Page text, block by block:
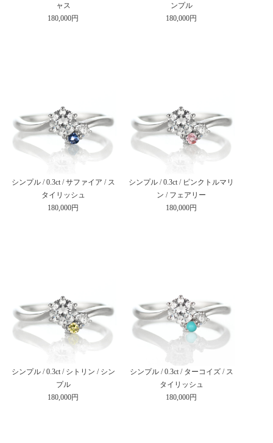
ャス
180,000円
ンプル
180,000円
シンプル / 0.3ct / サファイア / ス
タイリッシュ
180,000円
シンプル / 0.3ct / ピンクトルマリ
ン / フェアリー
180,000円
シンプル / 0.3ct / シトリン / シン
プル
180,000円
シンプル / 0.3ct / ターコイズ / ス
タイリッシュ
180,000円